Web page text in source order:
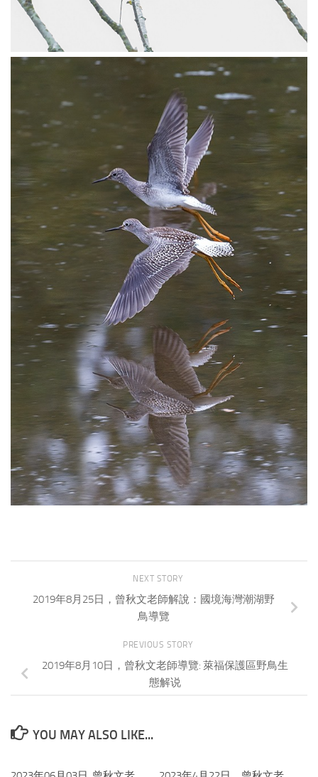
NEXT STORY
2019年8月25日，曾秋文老師解說：國境海灣潮湖野
鳥導覽
PREVIOUS STORY
2019年8月10日，曾秋文老師導覽: 萊福保護區野鳥生
態解说
YOU MAY ALSO LIKE...